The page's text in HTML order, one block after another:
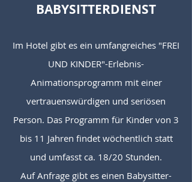
BABYSITTERDIENST
Im Hotel gibt es ein umfangreiches "FREI
UND KINDER"-Erlebnis-
Animationsprogramm mit einer
vertrauenswürdigen und seriösen
Person. Das Programm für Kinder von 3
bis 11 Jahren findet wöchentlich statt
und umfasst ca. 18/20 Stunden.
Auf Anfrage gibt es einen Babysitter-